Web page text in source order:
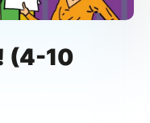
(4-10